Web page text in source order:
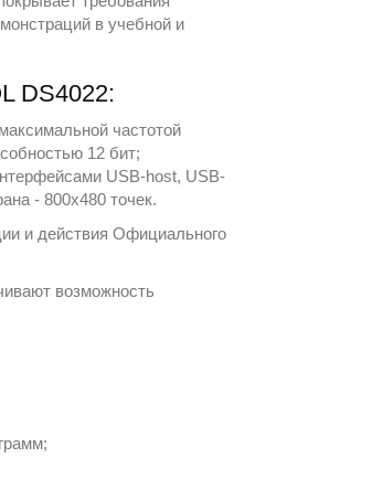
в учебной и
DS4022:
частотой
12 бит;
USB-host, USB-
- 800х480 точек.
и действия Официального
возможность